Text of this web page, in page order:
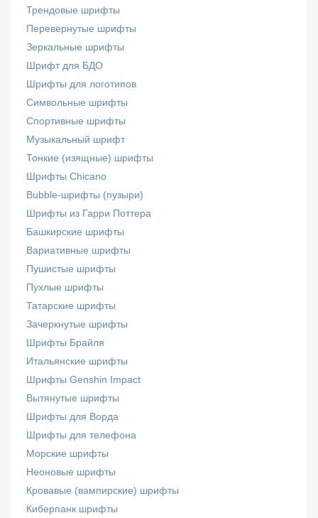
Трендовые шрифты
Перевернутые шрифты
Зеркальные шрифты
Шрифт для БДО
Шрифты для логотипов
Символьные шрифты
Спортивные шрифты
Музыкальный шрифт
Тонкие (изящные) шрифты
Шрифты Chicano
Bubble-шрифты (пузыри)
Шрифты из Гарри Поттера
Башкирские шрифты
Вариативные шрифты
Пушистые шрифты
Пухлые шрифты
Татарские шрифты
Зачеркнутые шрифты
Шрифты Брайля
Итальянские шрифты
Шрифты Genshin Impact
Вытянутые шрифты
Шрифты для Ворда
Шрифты для телефона
Морские шрифты
Неоновые шрифты
Кровавые (вампирские) шрифты
Киберпанк шрифты